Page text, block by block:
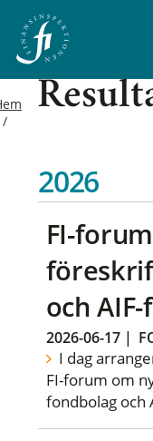
2026
FI-
och
2026-06-17|
I dag
FI-forum om
fondbolag och